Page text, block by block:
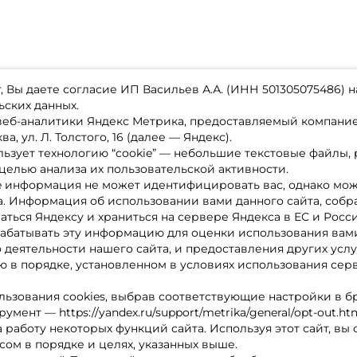
Вы даете согласие ИП Васильев А.А. (ИНН 501305075486)
данных.
аналитики Яндекс Метрика, предоставляемый
ул. Л. Толстого, 16 (далее — Яндекс).
технологию “cookie” — небольшие текстовые
анализа их пользовательской активности.
не может идентифицировать вас, однако
Информация об использовании вами данного сайта,
Яндексу и храниться на сервере Яндекса в ЕС и
эту информацию для оценки использования
нашего сайта, и предоставления других
порядке, установленном в условиях использования
cookies, выбрав соответствующие настройки в
— https://yandex.ru/support/metrika/general/opt-
некоторых функций сайта. Используя этот сайт, вы
в порядке и целях, указанных выше.
bonus
обработки ПД
Каталог товаров
Акции
Новинки
Бренды
Партнерская программа